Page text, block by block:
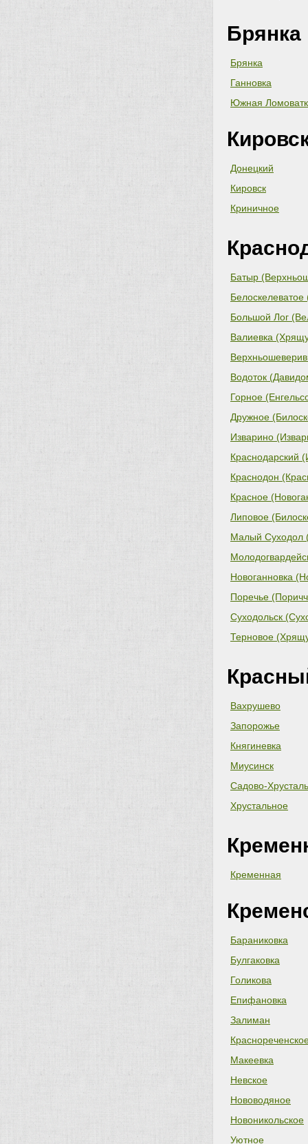
Брянка
Брянка
Ганновка
Южная
Донецкий
Кировск
Криничное
Батыр
Белоскелеватое
Большой Лог
Валиевка
Водоток
Горное
Дружное
Изварино
Краснодарский
Краснодон
Красное
Липовое
Малый Суходол
Новоганновка
Поречье
Суходольск
Терновое
Вахрушево
Запорожье
Княгиневка
Миусинск
Садово-
Хрустальное
Кременная
Бараниковка
Булгаковка
Голикова
Епифановка
Залиман
Макеевка
Невское
Нововодяное
Новоникольское
Уютное